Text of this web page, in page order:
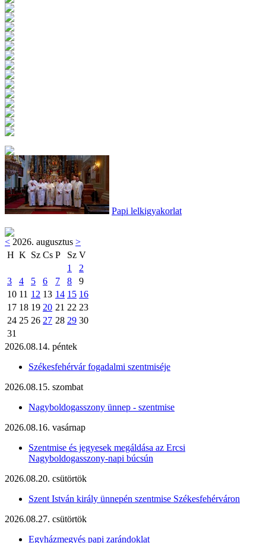
Papi lelkigyakorlat
< 2026. augusztus >
H K Sz Cs P Sz V
1
2
3
4 5 6 7 8
9
10 11 12 13 14 15 16
17 18 19 20 21 22 23
24 25 26 27 28 29 30
31
2026.08.14. péntek
Székesfehérvár fogadalmi szentmiséje
2026.08.15. szombat
Nagyboldogasszony ünnep - szentmise
2026.08.16. vasárnap
Szentmise és jegyesek megáldása az Ercsi
Nagyboldogasszony-napi búcsún
2026.08.20. csütörtök
Szent István király ünnepén szentmise Székesfehérváron
2026.08.27. csütörtök
Egyházmegyés papi zarándoklat